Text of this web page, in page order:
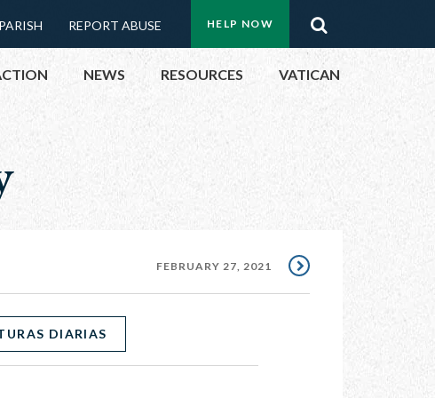
Menu:
Top
Buttons
HELP NOW
REPORT ABUSE
PUBLIC OFFICIALS
NEWS RESOURCES VATICAN
FEBRUARY 27, 2021
DIARIAS